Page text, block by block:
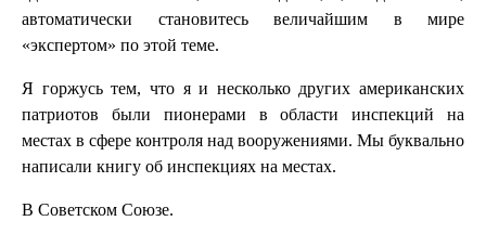
автоматически становитесь величайшим в мире
«экспертом» по этой теме.
Я горжусь тем, что я и несколько других американских
патриотов были пионерами в области инспекций на
местах в сфере контроля над вооружениями. Мы буквально
написали книгу об инспекциях на местах.
В Советском Союзе.